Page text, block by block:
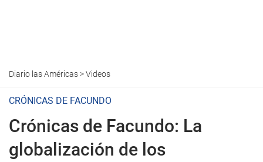
Diario las Américas>Videos
CRÓNICAS DE FACUNDO
Crónicas de Facundo: La
globalización de los